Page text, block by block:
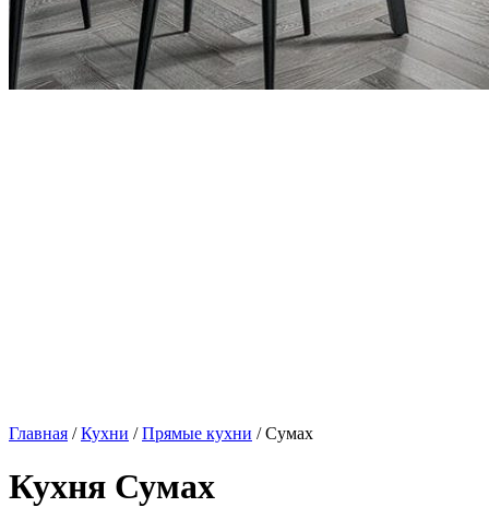
Главная /Кухни /Прямые кухни / Сумах
Кухня Сумах